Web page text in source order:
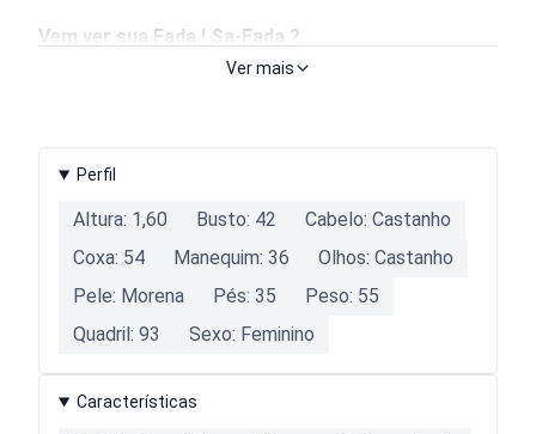
Vem ver sua Fada ! Sa-Fada ?
Ver mais
Perfil
Altura: 1,60 Busto: 42
Cabelo: Castanho
Coxa: 54
Manequim: 36
Olhos: Castanho
Pele: Morena
Pés: 35
Peso: 55
Quadril: 93
Sexo: Feminino
Características